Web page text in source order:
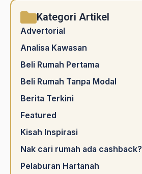
Kategori Artikel
Advertorial
Analisa Kawasan
Beli Rumah Pertama
Beli Rumah Tanpa Modal
Berita Terkini
Featured
Kisah Inspirasi
Nak cari rumah ada cashback?
Pelaburan Hartanah